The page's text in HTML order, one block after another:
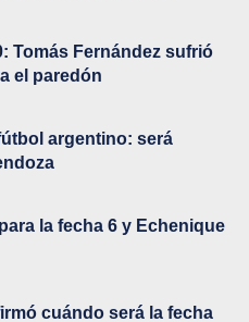
Tomás Fernández sufrió
el paredón
argentino: será
la fecha 6 y Echenique
cuándo será la fecha